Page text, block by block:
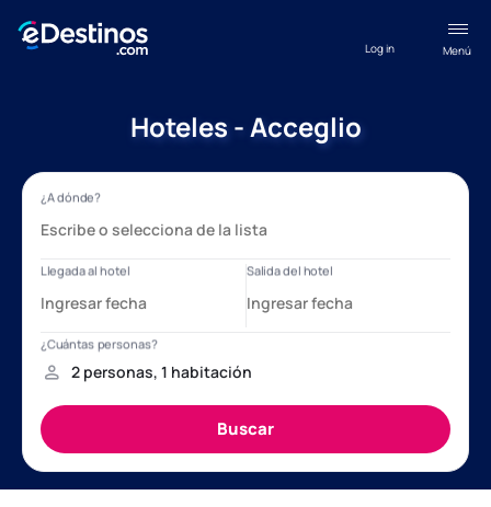
Menú
Log in
Hoteles - Acceglio